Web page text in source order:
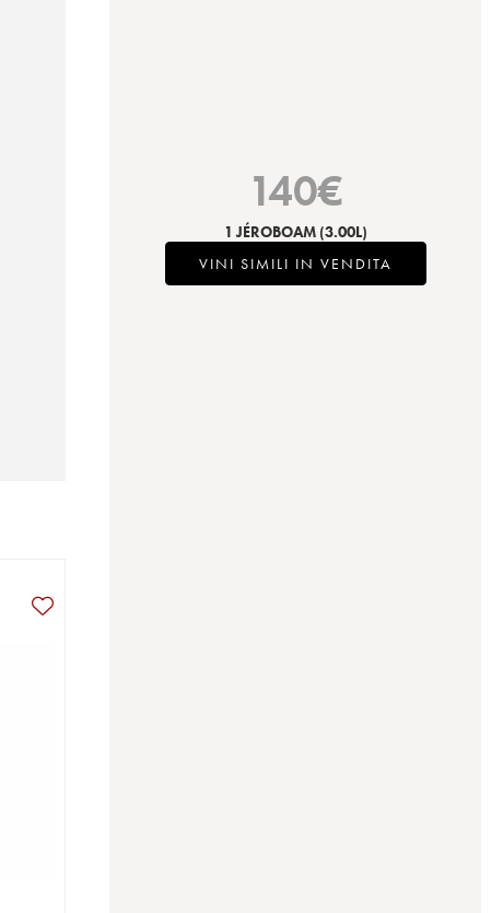
140€
1 JÉROBOAM (3.00L)
VINI SIMILI IN VENDITA